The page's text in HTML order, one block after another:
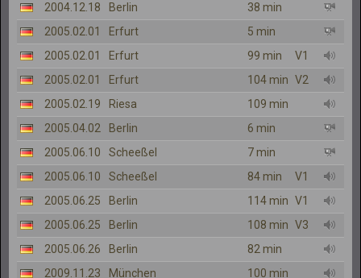
2004.12.18
Berlin
38 min
2005.02.01
Erfurt
5 min
2005.02.01
Erfurt 99 min
V1
2005.02.01
Erfurt 104 min V2
2005.02.19
Riesa
109 min
2005.04.02
Berlin
6 min
2005.06.10
Scheeßel
7 min
2005.06.10
Scheeßel 84 min
V1
2005.06.25
Berlin 114 min V1
2005.06.25
Berlin 108 min V3
2005.06.26
Berlin
82 min
2009.11.23
München 100 min